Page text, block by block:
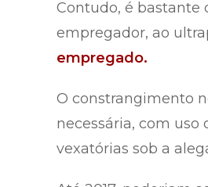
Contudo, é bastante
empregador, ao
empregado.
O constrangimento
necessária, com uso
vexatórias sob a